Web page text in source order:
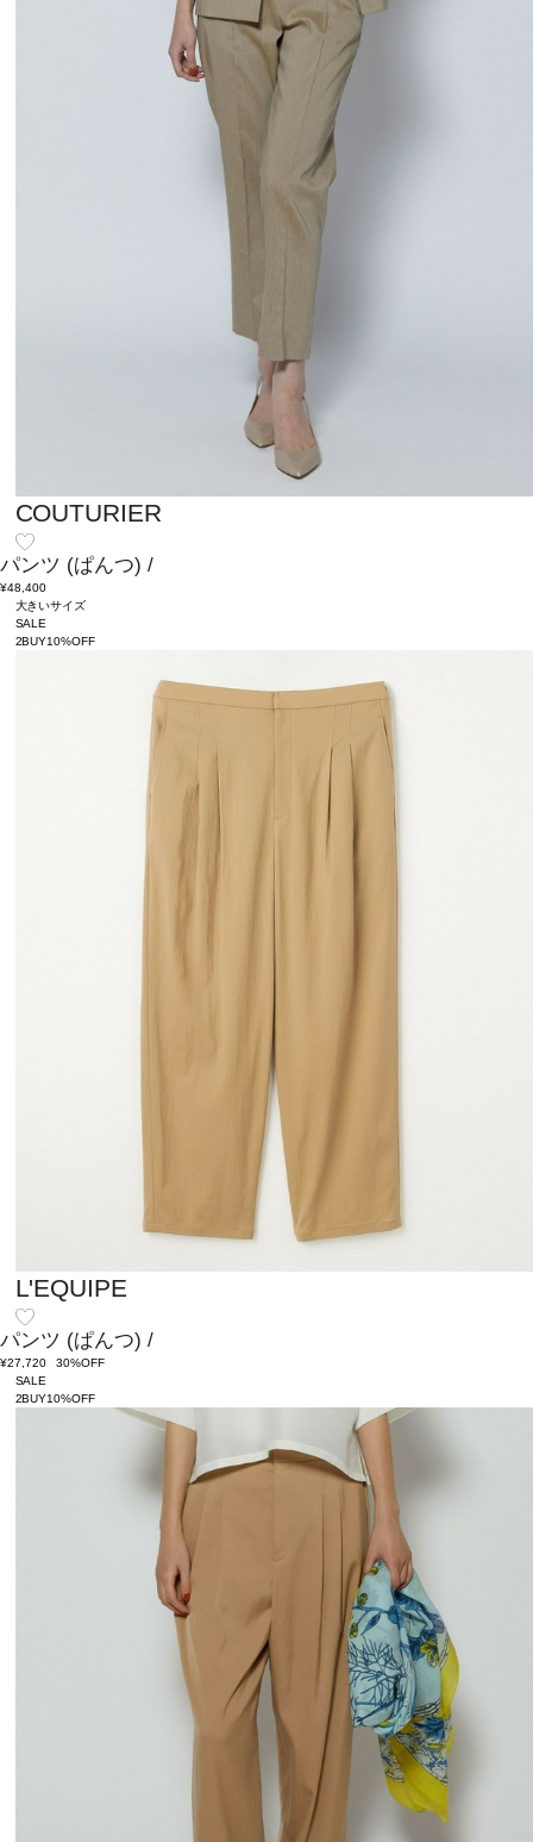
COUTURIER
パンツ (ぱんつ) /
¥48,400
大きいサイズ
SALE
2BUY10%OFF
L'EQUIPE
パンツ (ぱんつ) /
¥27,720
30%OFF
SALE
2BUY10%OFF